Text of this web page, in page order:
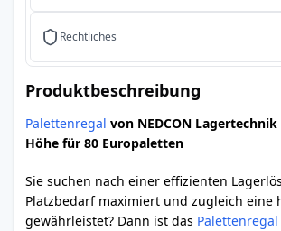
Rechtliches
Produktbeschreibung
Palettenregal von NEDCON
Höhe für 80 Europaletten
Sie suchen nach einer effizienten
Platzbedarf maximiert und zugleich eine
gewährleistet? Dann ist das Palettenregal